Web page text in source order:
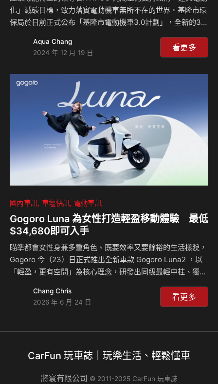
化」減碳目標，致力落實電動機車無所不在的世界。基隆市環
保局於日前正式公布「基隆市電動機車3.0計劃」，全新的3.0
有的2.0方案也會續行。自2022年該計畫啟動以來，KYMCO
光陽一直是基隆市政府重要合作夥伴，這次也持續擔任推動角
畫方案將於2025年1月1日起開放登記，申請資格限20至45歲
基隆市民 (出生於69至94年次)，且需以「老舊燃油機車」進
行汰舊 (車籍需於2021年前於基隆掛牌)。此計畫推出包括…
Aqua Chang
2024 年 12 月 19 日
看更多
國內車訊 車壇快訊 電動車訊
Gogoro Luna 為女性打造輕盈移動體驗 最低
$34,680即可入手
瞄準都會女性身兼多重角色、既要效率又要餘裕的生活樣貌，
Gogoro 今（23）日正式推出全新車款 Gogoro Luna2 ，以
「輕盈，更有空間」為核心理念，研發出同級最輕中柱、獨家
的生活中，享受更從容自在的移動體驗。同時，Gogoro 宣布
由三金主持天后 Lulu 黃路梓茵擔綱 Gogoro Luna 代言人，
之間游刃有餘的姿態，完美詮釋 Luna 代表的當代女性精神。
可入手，7/26 前購車更享連續 24…
Chang Chris
2026 年 6 月 24 日
看更多
CarFun 玩車誌｜玩樂生活、輕鬆懂車
將寰有限公司 © 2011-2025 CarFun 玩車誌